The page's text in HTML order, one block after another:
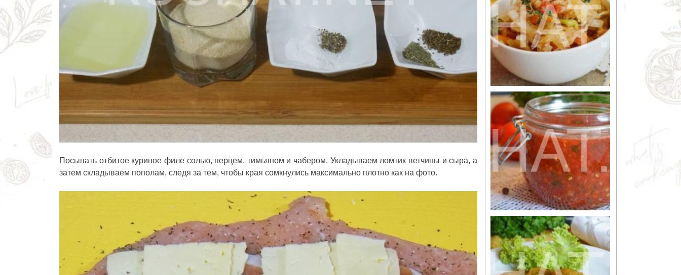
Посыпать отбитое куриное филе солью, перцем, тимьяном и чабером. Укладываем ломтик ветчины и сыра, а
затем складываем пополам, следя за тем, чтобы края сомкнулись максимально плотно как на фото.